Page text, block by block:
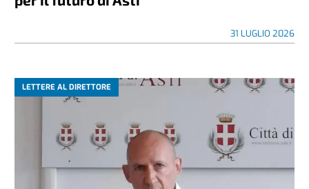
31 LUGLIO 2026
LETTERE AL DIRETTORE